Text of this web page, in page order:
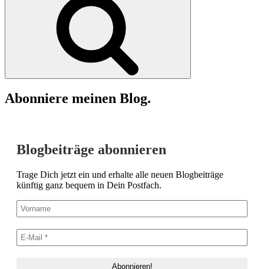
Abonniere meinen Blog.
Blogbeiträge abonnieren
Trage Dich jetzt ein und erhalte alle neuen Blogbeiträge
künftig ganz bequem in Dein Postfach.